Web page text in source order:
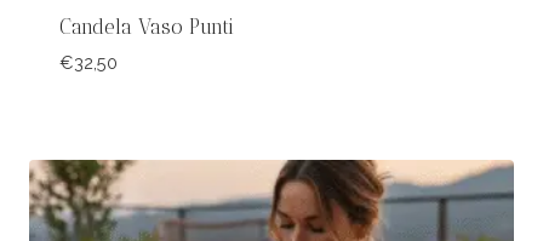
Candela Vaso Punti
€32,50